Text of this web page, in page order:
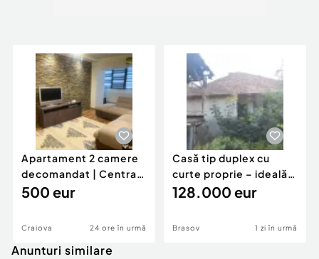
Apartament 2 camere
decomandat | Centrală
proprie | 60 mp |
500 eur
Craiova 24 ore în urmă
Casă tip duplex cu
curte proprie – ideală
pentru renovar
128.000 eur
Brasov 1 zi în urmă
Anunturi similare